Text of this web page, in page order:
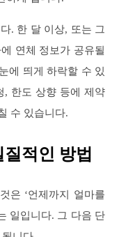
. 한 달 이상, 또는 그
연체 정보가 공유될
에 띄게 하락할 수 있
, 한도 상향 등에 제약
수 있습니다.
적인 방법
은 ‘언제까지 얼마를
일입니다. 그 다음 단